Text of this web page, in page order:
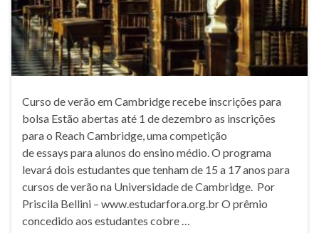
Curso de verão em Cambridge recebe inscrições para
bolsa Estão abertas até 1 de dezembro as inscrições
para o Reach Cambridge, uma competição
de essays para alunos do ensino médio. O programa
levará dois estudantes que tenham de 15 a 17 anos para
cursos de verão na Universidade de Cambridge. Por
Priscila Bellini – www.estudarfora.org.br O prêmio
concedido aos estudantes cobre …